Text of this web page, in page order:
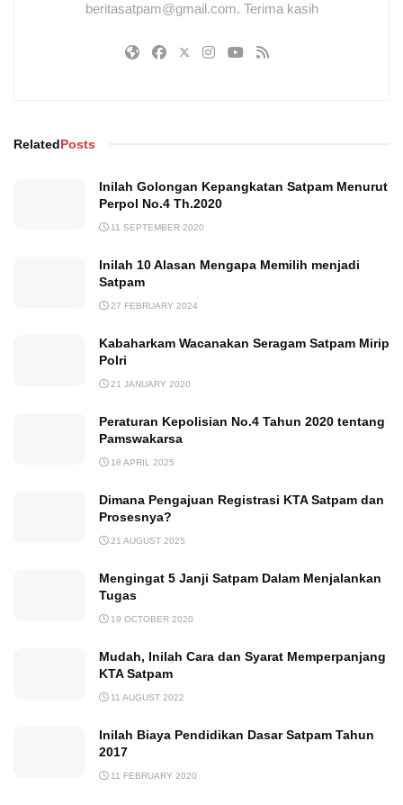
beritasatpam@gmail.com. Terima kasih
RelatedPosts
Inilah Golongan Kepangkatan Satpam Menurut
Perpol No.4 Th.2020
11 SEPTEMBER 2020
Inilah 10 Alasan Mengapa Memilih menjadi
Satpam
27 FEBRUARY 2024
Kabaharkam Wacanakan Seragam Satpam Mirip
Polri
21 JANUARY 2020
Peraturan Kepolisian No.4 Tahun 2020 tentang
Pamswakarsa
18 APRIL 2025
Dimana Pengajuan Registrasi KTA Satpam dan
Prosesnya?
21 AUGUST 2025
Mengingat 5 Janji Satpam Dalam Menjalankan
Tugas
19 OCTOBER 2020
Mudah, Inilah Cara dan Syarat Memperpanjang
KTA Satpam
11 AUGUST 2022
Inilah Biaya Pendidikan Dasar Satpam Tahun
2017
11 FEBRUARY 2020